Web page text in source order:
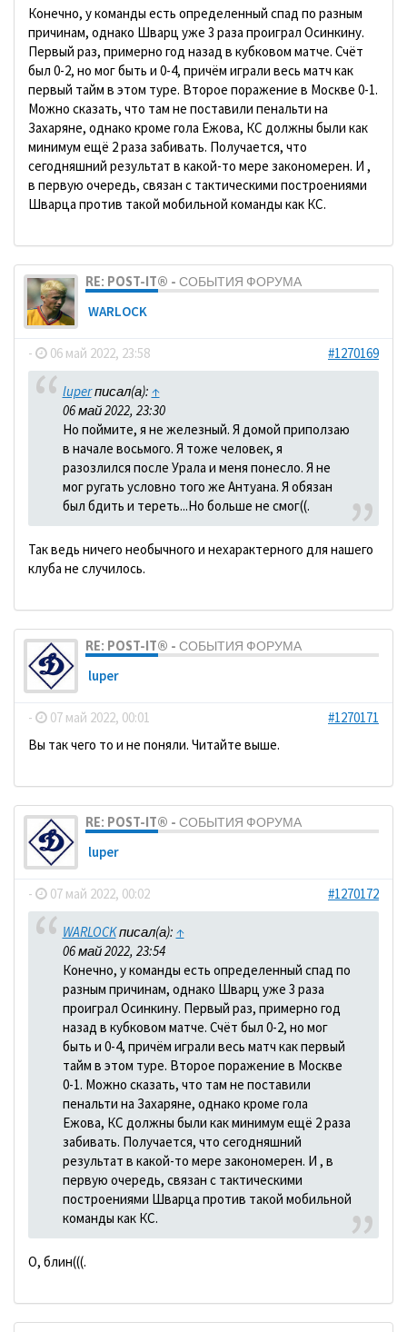
Конечно, у команды есть определенный спад по разным
причинам, однако Шварц уже 3 раза проиграл Осинкину.
Первый раз, примерно год назад в кубковом матче. Счёт
был 0-2, но мог быть и 0-4, причём играли весь матч как
первый тайм в этом туре. Второе поражение в Москве 0-1.
Можно сказать, что там не поставили пенальти на
Захаряне, однако кроме гола Ежова, КС должны были как
минимум ещё 2 раза забивать. Получается, что
сегодняшний результат в какой-то мере закономерен. И ,
в первую очередь, связан с тактическими построениями
Шварца против такой мобильной команды как КС.
RE: POST-IT® - СОБЫТИЯ ФОРУМА
WARLOCK
- 06 май 2022, 23:58 #1270169
luperписал(а): ↑
06 май 2022, 23:30
Но поймите, я не железный. Я домой приползаю
в начале восьмого. Я тоже человек, я
разозлился после Урала и меня понесло. Я не
мог ругать условно того же Антуана. Я обязан
был бдить и тереть...Но больше не смог((.
Так ведь ничего необычного и нехарактерного для нашего
клуба не случилось.
RE: POST-IT® - СОБЫТИЯ ФОРУМА
luper
- 07 май 2022, 00:01
#1270171
Вы так чего то и не поняли. Читайте выше.
RE: POST-IT® - СОБЫТИЯ ФОРУМА
luper
- 07 май 2022, 00:02 #1270172
WARLOCKписал(а): ↑
06 май 2022, 23:54
Конечно, у команды есть определенный спад по
разным причинам, однако Шварц уже 3 раза
проиграл Осинкину. Первый раз, примерно год
назад в кубковом матче. Счёт был 0-2, но мог
быть и 0-4, причём играли весь матч как первый
тайм в этом туре. Второе поражение в Москве
0-1. Можно сказать, что там не поставили
пенальти на Захаряне, однако кроме гола
Ежова, КС должны были как минимум ещё 2 раза
забивать. Получается, что сегодняшний
результат в какой-то мере закономерен. И , в
первую очередь, связан с тактическими
построениями Шварца против такой мобильной
команды как КС.
О, блин(((.